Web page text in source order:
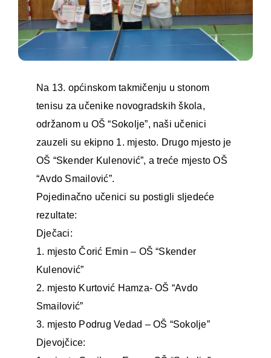
Na 13. općinskom takmičenju u stonom
tenisu za učenike novogradskih škola,
održanom u OŠ “Sokolje”, naši učenici
zauzeli su ekipno 1. mjesto. Drugo mjesto je
OŠ “Skender Kulenović”, a treće mjesto OŠ
“Avdo Smailović”.
Pojedinačno učenici su postigli sljedeće
rezultate:
Dječaci:
1. mjesto Čorić Emin – OŠ “Skender
Kulenović”
2. mjesto Kurtović Hamza- OŠ “Avdo
Smailović”
3. mjesto Podrug Vedad – OŠ “Sokolje”
Djevojčice: